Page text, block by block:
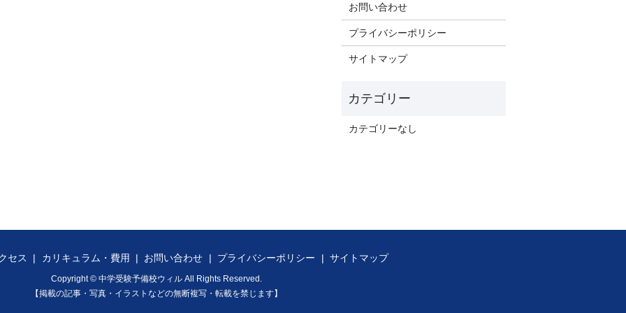
お問い合わせ
プライバシーポリシー
サイトマップ
カテゴリーなし
セス カリキュラム・費用 お問い合わせ プライバシーポリシー サイトマップ
Copyright © 中学受験予備校ウィル All Rights Reserved.
【掲載の記事・写真・イラストなどの無断複写・転載を禁じます】